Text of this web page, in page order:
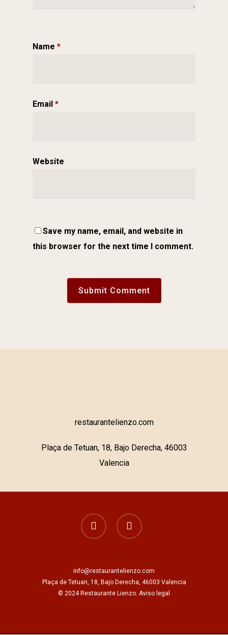
Name *
Email *
Website
Save my name, email, and website in
this browser for the next time I comment.
restaurantelienzo.com
Plaça de Tetuan, 18, Bajo Derecha, 46003
Valencia
facebook instagram
info@restaurantelienzo.com
Plaça de Tetuan, 18, Bajo Derecha, 46003 Valencia
© 2024 Restaurante Lienzo. Aviso legal